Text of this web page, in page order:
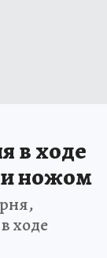
в ходе
ножом
ходе